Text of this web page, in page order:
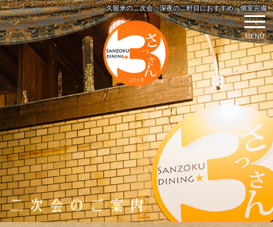
久留米の二次会、深夜の二軒目におすすめ。個室完備
MENU